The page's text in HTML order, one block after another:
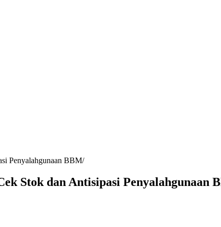
Penyalahgunaan BBM
Stok dan Antisipasi Penyalahgunaan